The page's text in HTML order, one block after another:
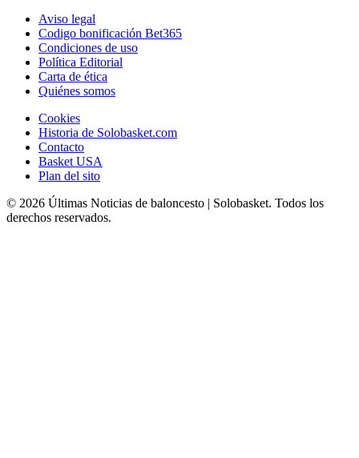
Aviso legal
Codigo bonificación Bet365
Condiciones de uso
Política Editorial
Carta de ética
Quiénes somos
Cookies
Historia de Solobasket.com
Contacto
Basket USA
Plan del sito
© 2026 Últimas Noticias de baloncesto | Solobasket. Todos los
derechos reservados.